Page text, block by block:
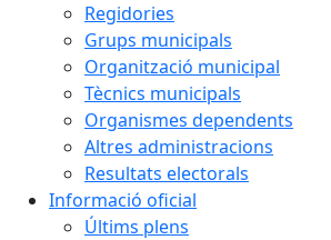
Regidories
Grups municipals
Organització municipal
Tècnics municipals
Organismes dependents
Altres administracions
Resultats electorals
Informació oficial
Últims plens